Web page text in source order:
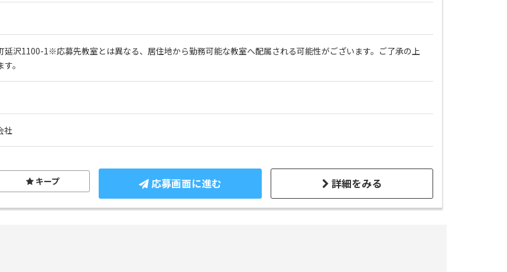
延沢1100-1※応募先教室とは異なる、居住地から勤務可能な教室へ配属される可能性がございます。ご了承の上
。
社
詳細をみる
応募画面に進む
キープ